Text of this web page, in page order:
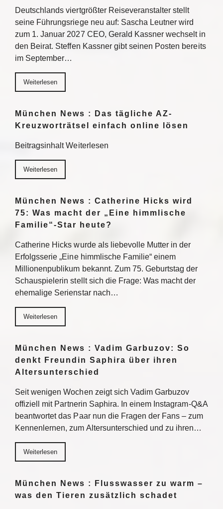
Deutschlands viertgrößter Reiseveranstalter stellt
seine Führungsriege neu auf: Sascha Leutner wird
zum 1. Januar 2027 CEO, Gerald Kassner wechselt in
den Beirat. Steffen Kassner gibt seinen Posten bereits
im September…
Weiterlesen
München News : Das tägliche AZ-
Kreuzworträtsel einfach online lösen
Beitragsinhalt Weiterlesen
Weiterlesen
München News : Catherine Hicks wird
75: Was macht der „Eine himmlische
Familie“-Star heute?
Catherine Hicks wurde als liebevolle Mutter in der
Erfolgsserie „Eine himmlische Familie“ einem
Millionenpublikum bekannt. Zum 75. Geburtstag der
Schauspielerin stellt sich die Frage: Was macht der
ehemalige Serienstar nach…
Weiterlesen
München News : Vadim Garbuzov: So
denkt Freundin Saphira über ihren
Altersunterschied
Seit wenigen Wochen zeigt sich Vadim Garbuzov
offiziell mit Partnerin Saphira. In einem Instagram-Q&A
beantwortet das Paar nun die Fragen der Fans – zum
Kennenlernen, zum Altersunterschied und zu ihren…
Weiterlesen
München News : Flusswasser zu warm –
was den Tieren zusätzlich schadet